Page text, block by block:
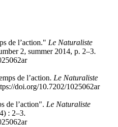
de l’action." Le Naturaliste
2, summer 2014, p. 2–3.
de l’action. Le Naturaliste
doi.org/10.7202/1025062ar
de l’action". Le Naturaliste
: 2–3.